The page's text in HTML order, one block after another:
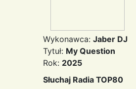
Wykonawca: Jaber DJ
Tytuł: My Question
Rok: 2025
Słuchaj Radia TOP80